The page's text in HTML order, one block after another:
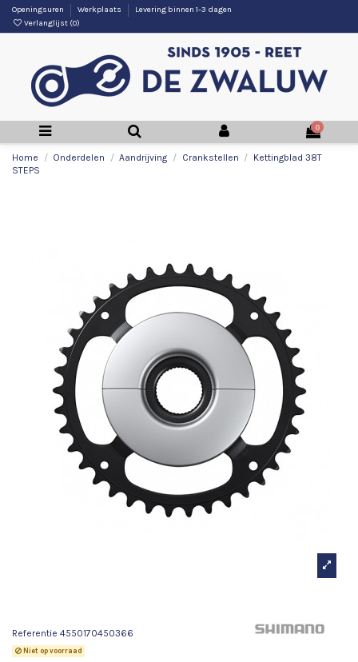
Openingsuren Werkplaats
Levering binnen 1-3 dagen
Verlanglijst (0)
0
Home Onderdelen Aandrijving Crankstellen
Kettingblad 38T
STEPS
Referentie 4550170450366
Niet op voorraad